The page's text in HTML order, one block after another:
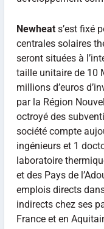
Newheats’est fixé
centrales solaires
seront situées à
taille unitaire de 10
millions d’euros
par la Région
octroyé des
société compte
ingénieurs et 1
laboratoire
et des Pays de
emplois directs
indirects chez ses
France et en